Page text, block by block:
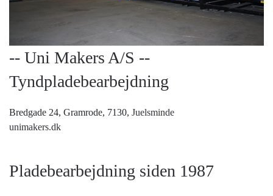
-- Uni Makers A/S --
Tyndpladebearbejdning
Bredgade 24, Gramrode, 7130, Juelsminde
unimakers.dk
Pladebearbejdning siden 1987